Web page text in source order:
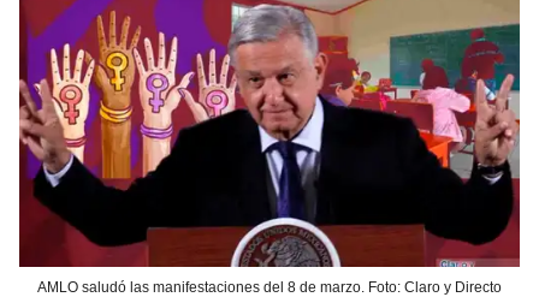
AMLO saludó las manifestaciones del 8 de marzo. Foto: Claro y Directo